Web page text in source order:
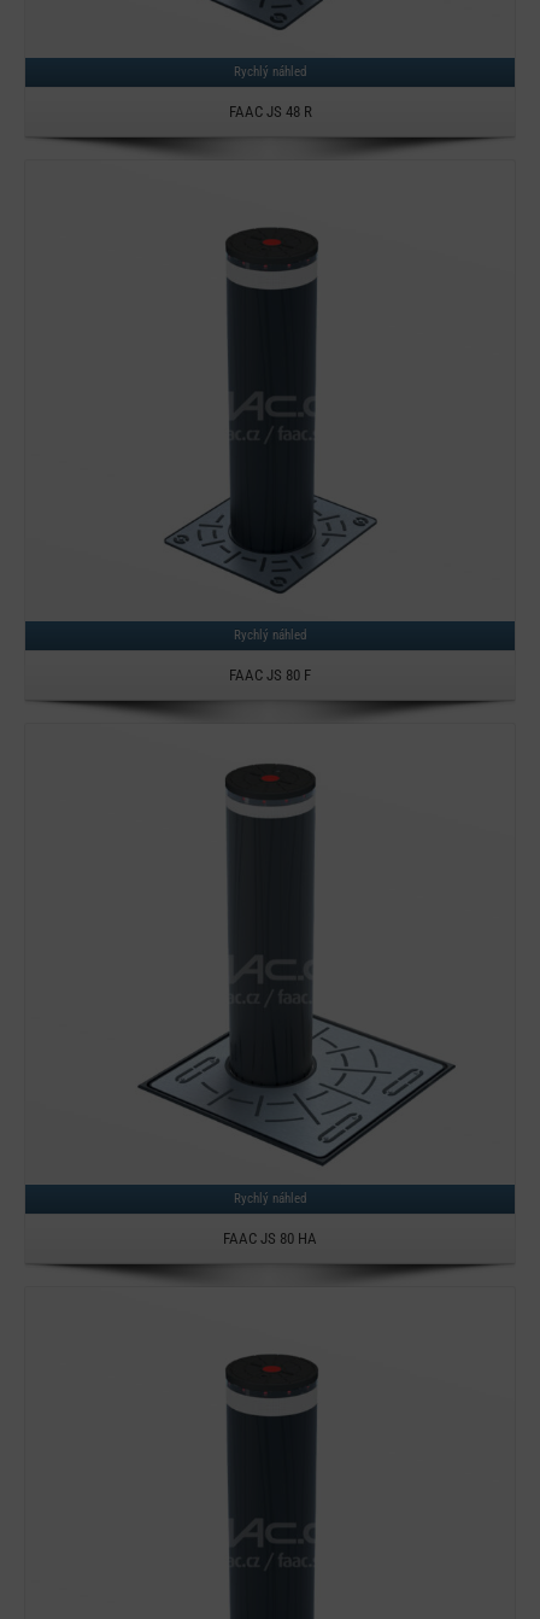
Rychlý náhled
FAAC JS 48 R
Rychlý náhled
FAAC JS 80 F
Rychlý náhled
FAAC JS 80 HA